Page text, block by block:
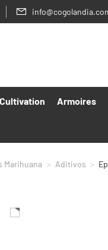
Cultivation Armoires
Marihuana Aditivos